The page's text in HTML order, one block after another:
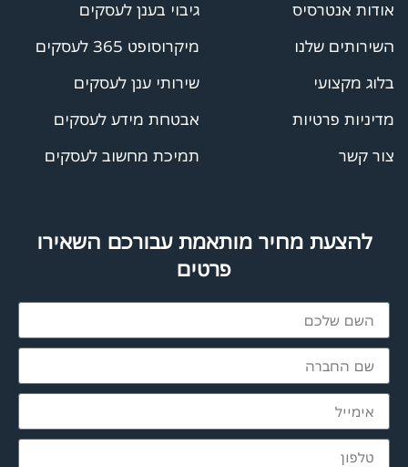
אודות אנטרסיס
השירותים שלנו
בלוג מקצועי
מדיניות פרטיות
צור קשר
גיבוי בענן לעסקים
מיקרוסופט 365 לעסקים
שירותי ענן לעסקים
אבטחת מידע לעסקים
תמיכת מחשוב לעסקים
להצעת מחיר מותאמת עבורכם השאירו
פרטים